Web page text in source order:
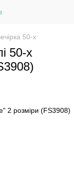
50-х
50-х